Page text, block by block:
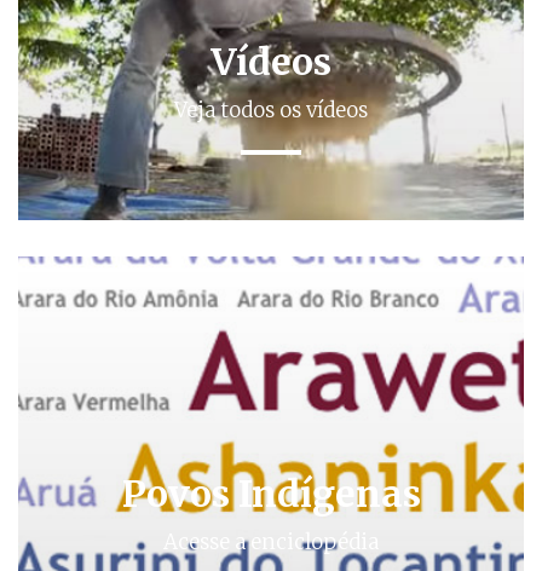
Vídeos
Veja todos os vídeos
Povos Indígenas
Acesse a enciclopédia